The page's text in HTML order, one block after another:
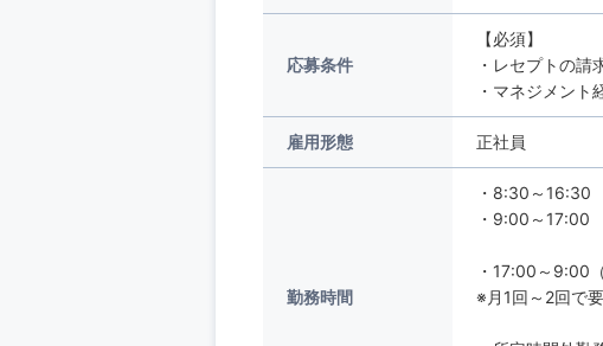
応募条件
【必須】
・レセプトの請
・マネジメン
雇用形態 正社員
勤務時間
・8:30～16:30
・9:00～17:00
・17:00～9:00
※月1回～2回で